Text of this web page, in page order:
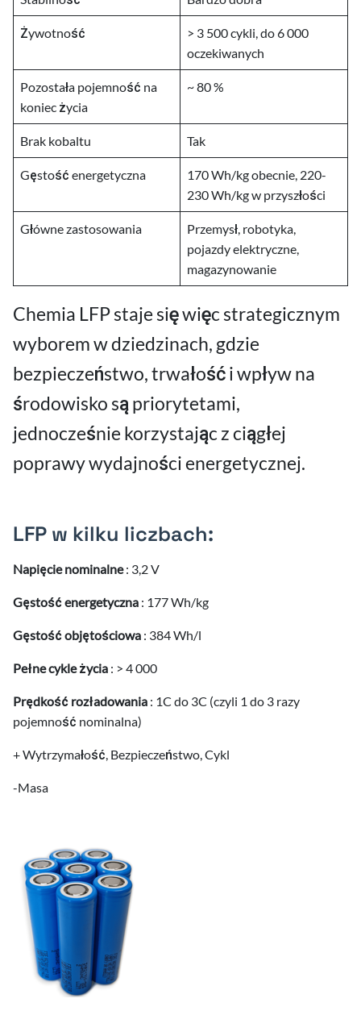
Żywotność
> 3 500 cykli, do 6 000
oczekiwanych
Pozostała pojemność na
koniec życia
~ 80 %
Brak kobaltu Tak
Gęstość energetyczna
170 Wh/kg obecnie, 220-
230 Wh/kg w przyszłości
Główne zastosowania
Przemysł, robotyka,
pojazdy elektryczne,
magazynowanie
Chemia LFP staje się więc strategicznym
wyborem w dziedzinach, gdzie
bezpieczeństwo, trwałość i wpływ na
środowisko są priorytetami,
jednocześnie korzystając z ciągłej
poprawy wydajności energetycznej.
LFP w kilku liczbach:
Napięcie nominalne: 3,2 V
Gęstość energetyczna : 177 Wh/kg
Gęstość objętościowa : 384 Wh/l
Pełne cykle życia : > 4 000
Prędkość rozładowania : 1C do 3C (czyli 1 do 3 razy
pojemność nominalna)
+ Wytrzymałość, Bezpieczeństwo, Cykl
-Masa